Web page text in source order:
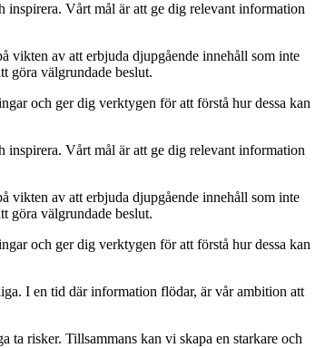
Vårt mål är att ge dig relevant information
vikten av att erbjuda djupgående innehåll som inte
göra välgrundade beslut.
och ger dig verktygen för att förstå hur dessa kan
Vårt mål är att ge dig relevant information
vikten av att erbjuda djupgående innehåll som inte
göra välgrundade beslut.
och ger dig verktygen för att förstå hur dessa kan
I en tid där information flödar, är vår ambition att
ta risker. Tillsammans kan vi skapa en starkare och